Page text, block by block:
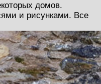
домов.
и рисунками. Все